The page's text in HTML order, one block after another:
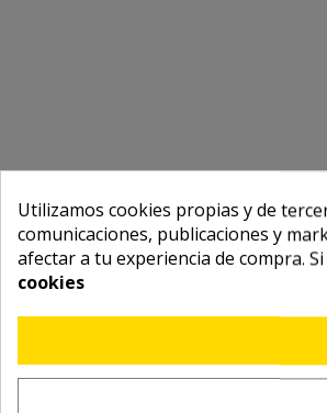
Utilizamos cookies propias y de
comunicaciones, publicaciones y
afectar a tu experiencia de compra.
cookies